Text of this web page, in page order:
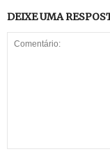
DEIXE UMA